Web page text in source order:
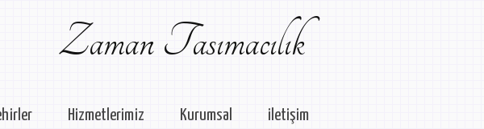
Zaman Tasımacılık
Hizmetlerimiz Kurumsal iletişim